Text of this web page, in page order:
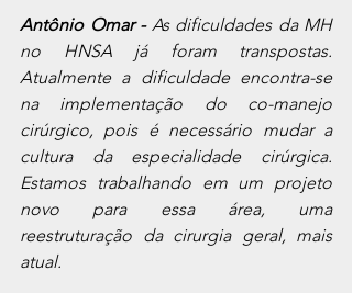
Antônio Omar - As dificuldades da MH
no HNSA já foram transpostas.
Atualmente a dificuldade encontra-se
na implementação do co-manejo
cirúrgico, pois é necessário mudar a
cultura da especialidade cirúrgica.
Estamos trabalhando em um projeto
novo para essa área, uma
reestruturação da cirurgia geral, mais
atual.